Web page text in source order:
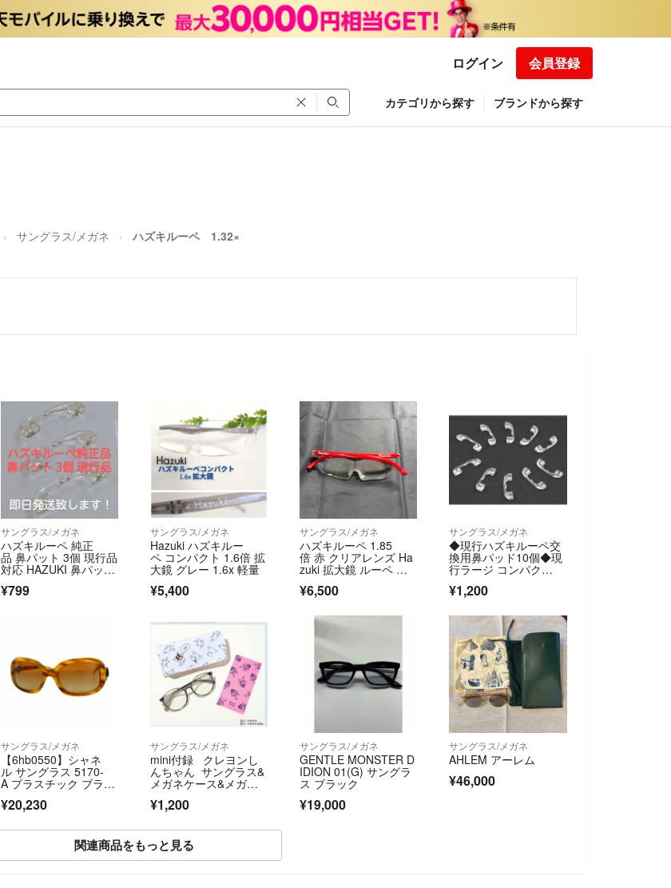
ログイン 会員登録
カテゴリから探す ブランドから探す
サングラス/メガネ ハズキルーペ 1.32×
サングラス/メガネ
ハズキルーペ 純正
品 鼻パット 3個 現行品
対応 HAZUKI 鼻パッ
ド 正規品
¥799
サングラス/メガネ
Hazuki ハズキルー
ペ コンパクト 1.6倍 拡
大鏡 グレー 1.6x 軽量
¥5,400
サングラス/メガネ
ハズキルーペ 1.85
倍 赤 クリアレンズ Ha
zuki 拡大鏡 ルーペ 中
¥6,500
サングラス/メガネ
◆現行ハズキルーペ交
換用鼻パッド10個◆現
行ラージ コンパク
ト クールに取付可
¥1,200
サングラス/メガネ
【6hb0550】シャネ
ル サングラス 5170-
A プラスチック ブラウ
古】レディース
¥20,230
サングラス/メガネ
mini付録 クレヨンし
んちゃん サングラス&
メガネケース&メガネ
¥1,200
サングラス/メガネ
GENTLE MONSTER D
IDION 01(G) サングラ
ス ブラック
¥19,000
サングラス/メガネ
AHLEM アーレム
¥46,000
関連商品をもっと見る